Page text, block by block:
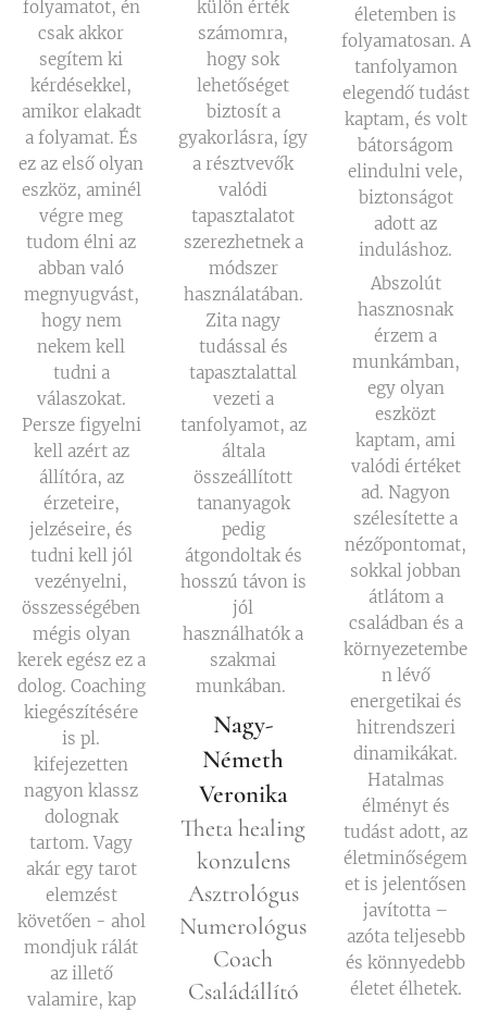
folyamatot, én
csak akkor
segítem ki
kérdésekkel,
amikor elakadt
a folyamat. És
ez az első olyan
eszköz, aminél
végre meg
tudom élni az
abban való
megnyugvást,
hogy nem
nekem kell
tudni a
válaszokat.
Persze figyelni
kell azért az
állítóra, az
érzeteire,
jelzéseire, és
tudni kell jól
vezényelni,
összességében
mégis olyan
kerek egész ez a
dolog. Coaching
kiegészítésére
is pl.
kifejezetten
nagyon klassz
dolognak
tartom. Vagy
akár egy tarot
elemzést
követően - ahol
mondjuk rálát
az illető
valamire, kap
külön érték
számomra,
hogy sok
lehetőséget
biztosít a
gyakorlásra, így
a résztvevők
valódi
tapasztalatot
szerezhetnek a
módszer
használatában.
Zita nagy
tudással és
tapasztalattal
vezeti a
tanfolyamot, az
általa
összeállított
tananyagok
pedig
átgondoltak és
hosszú távon is
jól
használhatók a
szakmai
munkában.
Nagy-
Németh
Veronika
Theta healing
konzulens
Asztrológus
Numerológus
Coach
Családállító
életemben is
folyamatosan. A
tanfolyamon
elegendő tudást
kaptam, és volt
bátorságom
elindulni vele,
biztonságot
adott az
induláshoz.
Abszolút
hasznosnak
érzem a
munkámban,
egy olyan
eszközt
kaptam, ami
valódi értéket
ad. Nagyon
szélesítette a
nézőpontomat,
sokkal jobban
átlátom a
családban és a
környezetembe
n lévő
energetikai és
hitrendszeri
dinamikákat.
Hatalmas
élményt és
tudást adott, az
életminőségem
et is jelentősen
javította –
azóta teljesebb
és könnyedebb
életet élhetek.